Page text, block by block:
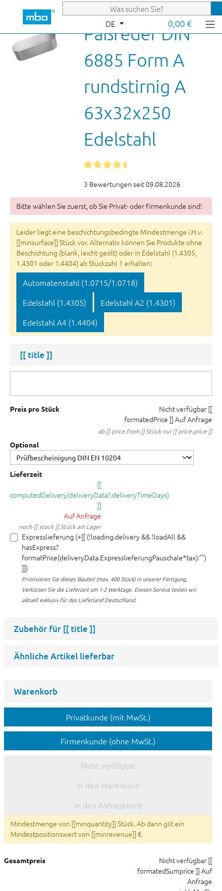
Zum Hauptinhalt springen
DE 0,00 €
Paßfeder DIN
6885 Form A
rundstirnig A
63x32x250
Edelstahl
3 Bewertungen seit 09.08.2026
Bitte wählen Sie zuerst, ob Sie Privat- oder Firmenkunde sind!
Leider liegt eine beschichtungsbedingte Mindestmenge i.H.v.
[[minsurface]] Stück vor. Alternativ können Sie Produkte ohne
Beschichtung (blank, leicht geölt) oder in Edelstahl (1.4305,
1.4301 oder 1.4404) ab Stückzahl 1 erhalten:
Automatenstahl (1.0715/1.0718)
Edelstahl (1.4305)
Edelstahl A2 (1.4301)
Edelstahl A4 (1.4404)
[[ title ]]
Preis pro Stück Nicht verfügbar [[
formatedPrice ]] Auf Anfrage
ab [[ price.from ]] Stück nur [[ price.price ]]
Optional
Lieferzeit
[[
computedDelivery(deliveryData?.deliveryTimeDays)
]]
Auf Anfrage
noch [[ stock ]] Stück am Lager
Expresslieferung (+[[ (!loading.delivery && !loadAll &&
hasExpress?
formatPrice(deliveryData.ExpresslieferungPauschale*tax):"")
]])
Priorisieren Sie dieses Bauteil (max. 400 Stück) in unserer Fertigung.
Verkürzen Sie die Lieferzeit um 1-2 Werktage. Diesen Service testen wir
aktuell exklusiv für das Lieferland Deutschland.
Zubehör für [[ title ]]
Ähnliche Artikel lieferbar
Warenkorb
Privatkunde (mit MwSt.)
Firmenkunde (ohne MwSt.)
Nicht verfügbar
In den Warenkorb
In den Anfragekorb
Mindestmenge von [[minquantity]] Stück. Ab dann gilt ein
Mindestpositionswert von [[minrevenue]] €
Gesamtpreis Nicht verfügbar [[
formatedSumprice ]] Auf
Anfrage